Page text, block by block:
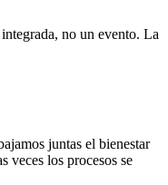
no un evento. La
juntas el bienestar
los procesos se